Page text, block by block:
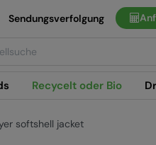
Recycelt oder Bio
Sendungsverfolgung
softshell jacket